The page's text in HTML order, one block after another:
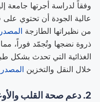
وفقاً لدراسة أجرتها جامعة
عالية الجودة أن تحتوي
من نظيراتها الطازجة المصدر 1
ذروة نضجها وتُجمّد فوراً،
الغذائية التي تحدث بشكل
خلال النقل والتخزين المصدر 2
2. دعم صحة القلب والأوعية الدموية